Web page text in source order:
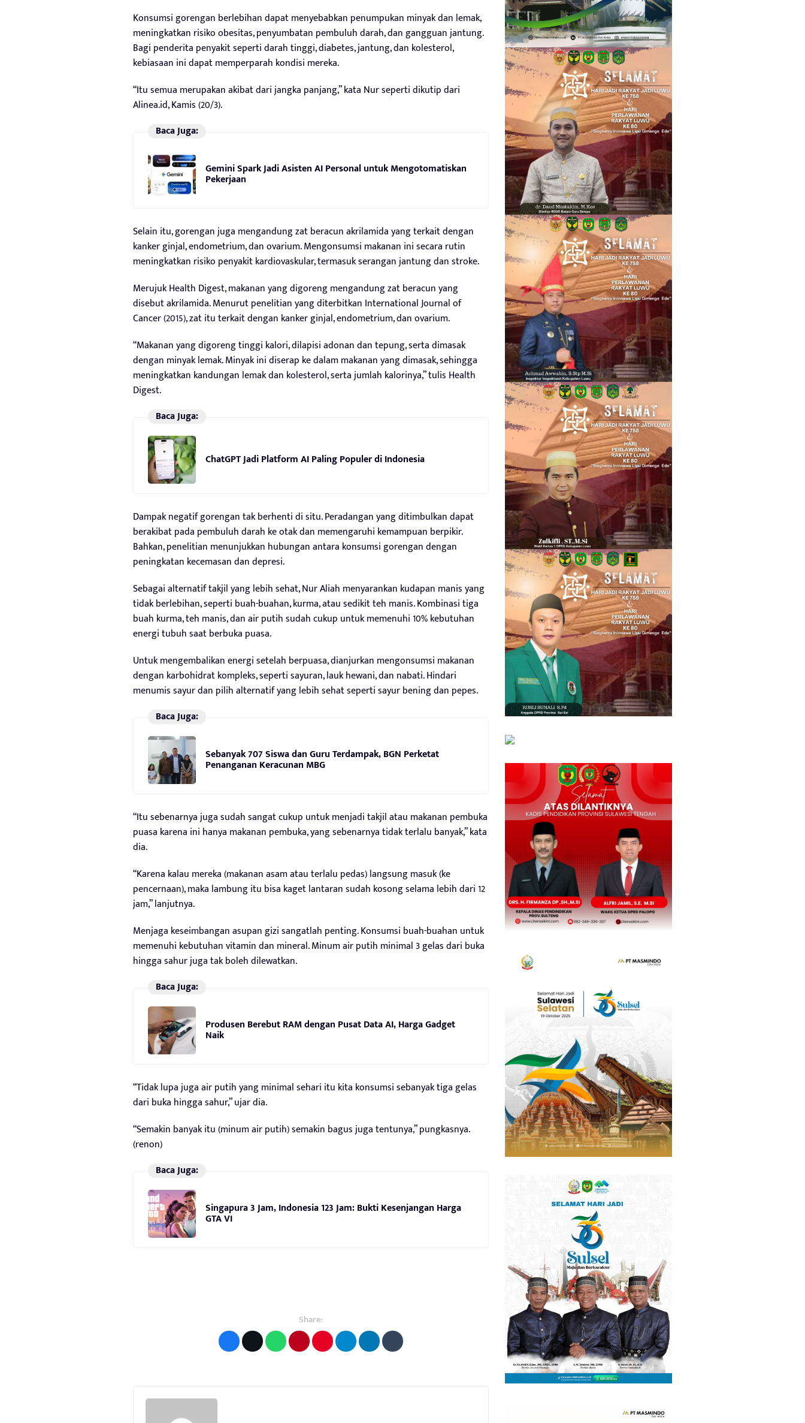
Konsumsi gorengan berlebihan dapat menyebabkan penumpukan minyak dan lemak,
meningkatkan risiko obesitas, penyumbatan pembuluh darah, dan gangguan jantung.
Bagi penderita penyakit seperti darah tinggi, diabetes, jantung, dan kolesterol,
kebiasaan ini dapat memperparah kondisi mereka.
“Itu semua merupakan akibat dari jangka panjang,” kata Nur seperti dikutip dari
Alinea.id, Kamis (20/3).
Baca Juga:
Gemini Spark Jadi Asisten AI Personal untuk Mengotomatiskan
Pekerjaan
Selain itu, gorengan juga mengandung zat beracun akrilamida yang terkait dengan
kanker ginjal, endometrium, dan ovarium. Mengonsumsi makanan ini secara rutin
meningkatkan risiko penyakit kardiovaskular, termasuk serangan jantung dan stroke.
Merujuk Health Digest, makanan yang digoreng mengandung zat beracun yang
disebut akrilamida. Menurut penelitian yang diterbitkan International Journal of
Cancer (2015), zat itu terkait dengan kanker ginjal, endometrium, dan ovarium.
“Makanan yang digoreng tinggi kalori, dilapisi adonan dan tepung, serta dimasak
dengan minyak lemak. Minyak ini diserap ke dalam makanan yang dimasak, sehingga
meningkatkan kandungan lemak dan kolesterol, serta jumlah kalorinya,” tulis Health
Digest.
Baca Juga:
ChatGPT Jadi Platform AI Paling Populer di Indonesia
Dampak negatif gorengan tak berhenti di situ. Peradangan yang ditimbulkan dapat
berakibat pada pembuluh darah ke otak dan memengaruhi kemampuan berpikir.
Bahkan, penelitian menunjukkan hubungan antara konsumsi gorengan dengan
peningkatan kecemasan dan depresi.
Sebagai alternatif takjil yang lebih sehat, Nur Aliah menyarankan kudapan manis yang
tidak berlebihan, seperti buah-buahan, kurma, atau sedikit teh manis. Kombinasi tiga
buah kurma, teh manis, dan air putih sudah cukup untuk memenuhi 10% kebutuhan
energi tubuh saat berbuka puasa.
Untuk mengembalikan energi setelah berpuasa, dianjurkan mengonsumsi makanan
dengan karbohidrat kompleks, seperti sayuran, lauk hewani, dan nabati. Hindari
menumis sayur dan pilih alternatif yang lebih sehat seperti sayur bening dan pepes.
Baca Juga:
Sebanyak 707 Siswa dan Guru Terdampak, BGN Perketat
Penanganan Keracunan MBG
“Itu sebenarnya juga sudah sangat cukup untuk menjadi takjil atau makanan pembuka
puasa karena ini hanya makanan pembuka, yang sebenarnya tidak terlalu banyak,” kata
dia.
“Karena kalau mereka (makanan asam atau terlalu pedas) langsung masuk (ke
pencernaan), maka lambung itu bisa kaget lantaran sudah kosong selama lebih dari 12
jam,” lanjutnya.
Menjaga keseimbangan asupan gizi sangatlah penting. Konsumsi buah-buahan untuk
memenuhi kebutuhan vitamin dan mineral. Minum air putih minimal 3 gelas dari buka
hingga sahur juga tak boleh dilewatkan.
Baca Juga:
Produsen Berebut RAM dengan Pusat Data AI, Harga Gadget
Naik
“Tidak lupa juga air putih yang minimal sehari itu kita konsumsi sebanyak tiga gelas
dari buka hingga sahur,” ujar dia.
“Semakin banyak itu (minum air putih) semakin bagus juga tentunya,” pungkasnya.
(renon)
Baca Juga:
Singapura 3 Jam, Indonesia 123 Jam: Bukti Kesenjangan Harga
GTA VI
Share: